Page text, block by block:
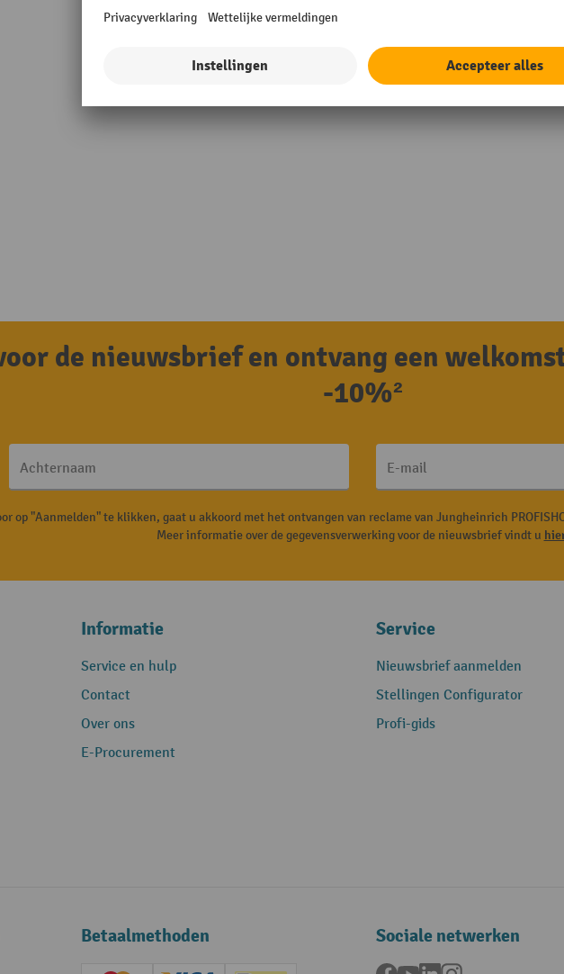
de nieuwsbrief en ontvang een
-10%²
Achternaam E-mail
op "Aanmelden" te klikken, gaat u akkoord met het ontvangen van reclame van Jungheinrich
Meer informatie over de gegevensverwerking voor de nieuwsbrief vindt u
Informatie
Service en hulp
Contact
Over ons
E-Procurement
Service
Nieuwsbrief aanmelden
Stellingen Configurator
Profi-gids
Betaalmethoden Sociale netwerken